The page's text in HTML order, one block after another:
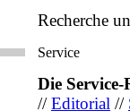
Recherche
Die
//Editorial //